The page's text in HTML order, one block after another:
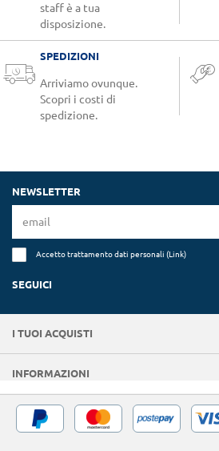
staff è a tua
disposizione.
SPEDIZIONI
Arriviamo ovunque.
Scopri i costi di
spedizione.
NEWSLETTER
Accetto trattamento dati personali (Link)
SEGUICI
I TUOI ACQUISTI
INFORMAZIONI